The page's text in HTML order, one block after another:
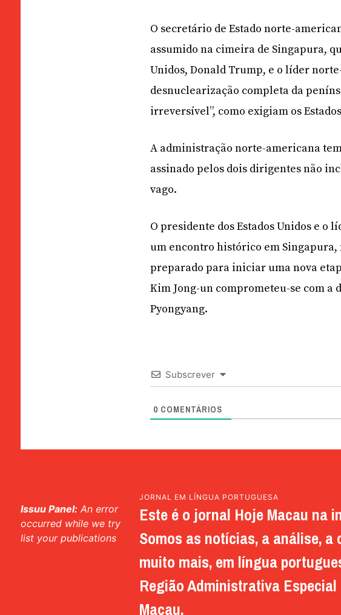
O secretário de Estado norte-
assumido na cimeira de Singapura,
Unidos, Donald Trump, e o líder
desnuclearização completa da
irreversível”, como exigiam os
A administração norte-americana
assinado pelos dois dirigentes não
vago.
O presidente dos Estados Unidos e
um encontro histórico em
preparado para iniciar uma nova
Kim Jong-un comprometeu-se com a
Pyongyang.
Subscrever
0 COMENTÁRIOS
Issuu Panel: An error
occurred while we try
list your publications
JORNAL EM LÍNGUA PORTUGUESA
Este é o jornal Hoje Macau na
Somos as notícias, a análise, a
muito mais, em língua
Região Administrativa Especial
Macau.